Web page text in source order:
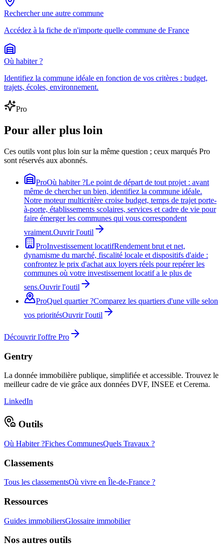
Rechercher une autre commune
Accédez à la fiche de n'importe quelle commune de France
Où habiter ?
Identifiez la commune idéale en fonction de vos critères : budget,
trajets, écoles, environnement.
Pro
Pour aller plus loin
Ces outils vont plus loin sur la même question ; ceux marqués Pro
sont réservés aux abonnés.
ProOù habiter ?Le point de départ de tout projet : avant
même de chercher un bien, identifiez la commune idéale.
Notre moteur multicritère croise budget, temps de trajet porte-
à-porte, établissements scolaires, services et cadre de vie pour
faire émerger les communes qui vous correspondent
vraiment.Ouvrir l'outil
ProInvestissement locatifRendement brut et net,
dynamisme du marché, fiscalité locale et dispositifs d'aide :
confrontez le prix d'achat aux loyers réels pour repérer les
communes où votre investissement locatif a le plus de
sens.Ouvrir l'outil
ProQuel quartier ?Comparez les quartiers d'une ville selon
vos prioritésOuvrir l'outil
Découvrir l'offre Pro
Gentry
La donnée immobilière publique, simplifiée et accessible. Trouvez le
meilleur cadre de vie grâce aux données DVF, INSEE et Cerema.
LinkedIn
Outils
Où Habiter ?Fiches CommunesQuels Travaux ?
Classements
Tous les classementsOù vivre en Île-de-France ?
Ressources
Guides immobiliersGlossaire immobilier
Nos autres outils